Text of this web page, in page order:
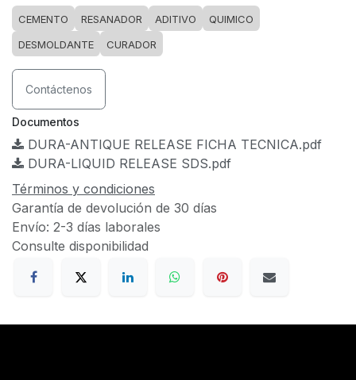
CEMENTO RESANADOR ADITIVO
QUIMICO
DESMOLDANTE
CURADOR
Contáctenos
Documentos
DURA-ANTIQUE RELEASE FICHA TECNICA.pdf
DURA-LIQUID RELEASE SDS.pdf
Términos y condiciones
Garantía de devolución de 30 días
Envío: 2-3 días laborales
Consulte disponibilidad